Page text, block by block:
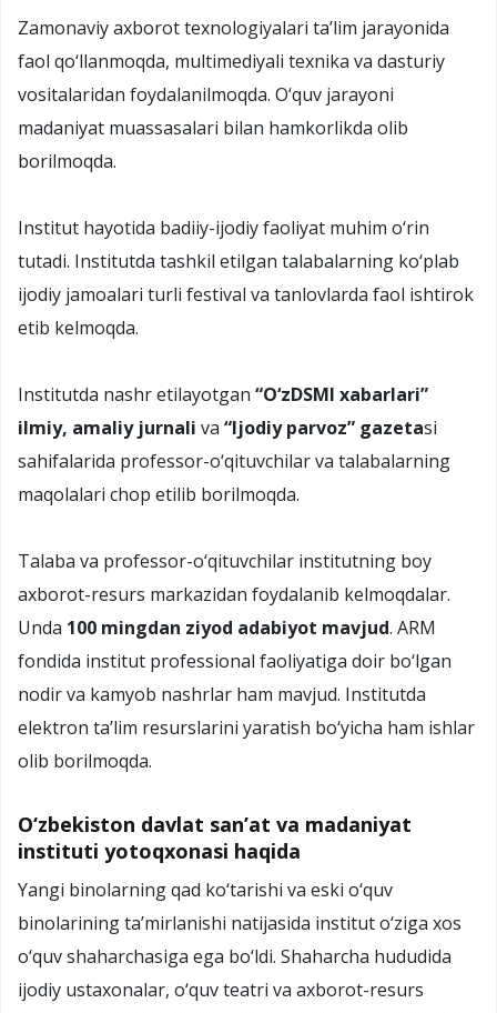
Zamonaviy axborot texnologiyalari ta’lim jarayonida
faol qо‘llanmoqda, multimediyali texnika va dasturiy
vositalaridan foydalanilmoqda. О‘quv jarayoni
madaniyat muassasalari bilan hamkorlikda olib
borilmoqda.
Institut hayotida badiiy-ijodiy faoliyat muhim о‘rin
tutadi. Institutda tashkil etilgan talabalarning kо‘plab
ijodiy jamoalari turli festival va tanlovlarda faol ishtirok
etib kelmoqda.
Institutda nashr etilayotgan “О‘zDSMI xabarlari”
ilmiy, amaliy jurnali va “Ijodiy parvoz” gazetasi
sahifalarida professor-о‘qituvchilar va talabalarning
maqolalari chop etilib borilmoqda.
Talaba va professor-о‘qituvchilar institutning boy
axborot-resurs markazidan foydalanib kelmoqdalar.
Unda 100 mingdan ziyod adabiyot mavjud. ARM
fondida institut professional faoliyatiga doir bо‘lgan
nodir va kamyob nashrlar ham mavjud. Institutda
elektron ta’lim resurslarini yaratish bо‘yicha ham ishlar
olib borilmoqda.
O‘zbekiston davlat san’at va madaniyat
instituti yotoqxonasi haqida
Yangi binolarning qad kо‘tarishi va eski о‘quv
binolarining ta’mirlanishi natijasida institut о‘ziga xos
о‘quv shaharchasiga ega bо‘ldi. Shaharcha hududida
ijodiy ustaxonalar, о‘quv teatri va axborot-resurs